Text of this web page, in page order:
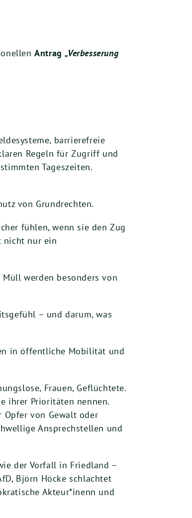
Antrag„Verbesserung
barrierefreie
Regeln für Zugriff und
Tageszeiten.
von Grundrechten.
fühlen, wenn sie den Zug
nicht nur ein
werden besonders von
– und darum, was
in öffentliche Mobilität und
Frauen, Geflüchtete.
ihrer Prioritäten nennen.
von Gewalt oder
Ansprechstellen und
der Vorfall in Friedland –
Björn Höcke schlachtet
Akteur*inenn und